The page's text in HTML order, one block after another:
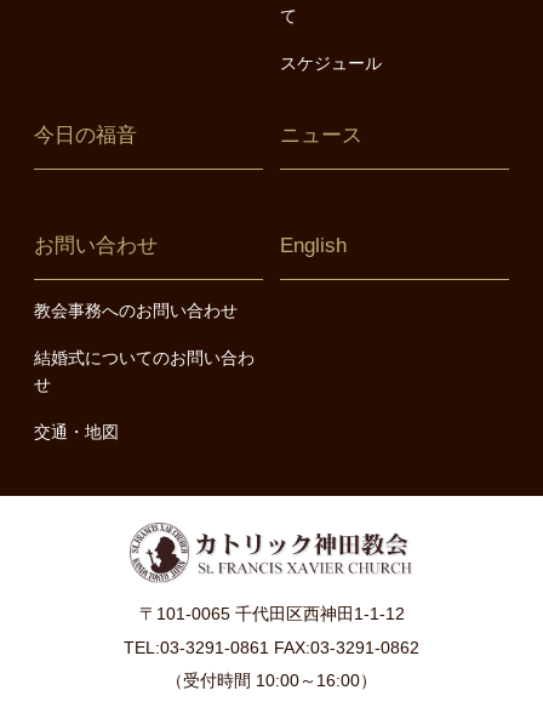
て
スケジュール
今日の福音 ニュース
お問い合わせ
教会事務へのお問い合わせ
結婚式についてのお問い合わ
せ
交通・地図
English
〒101-0065 千代田区西神田1-1-12
TEL:03-3291-0861 FAX:03-3291-0862
（受付時間 10:00～16:00）